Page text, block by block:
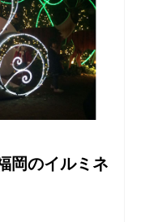
岡のイルミネ